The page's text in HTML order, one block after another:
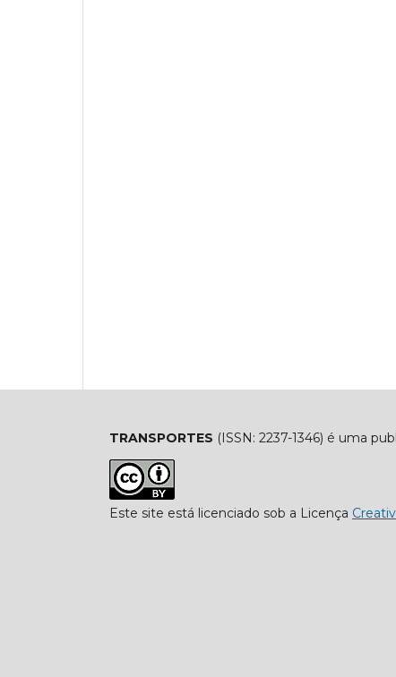
TRANSPORTES (ISSN: 2237-1346) é uma
Este site está licenciado sob a Licença